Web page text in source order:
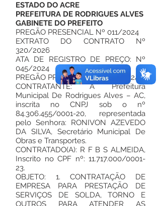
ESTADO DO ACRE
PREFEITURA DE RODRIGUES ALVES
GABINETE DO PREFEITO
PREGÃO PRESENCIAL Nº 011/2024
EXTRATO DO CONTRATO Nº
320/2026
ATA DE REGISTRO DE PREÇO: Nº
045/2024
PREGÃO PRESENCIAL Nº 011/2024
CONTRATANTE: A Prefeitura
Municipal De Rodrigues Alves – AC,
inscrita no CNPJ sob o nº
84.306.455/0001-20, representada
pelo Senhora: RONIVON AZEVEDO
DA SILVA, Secretário Municipal De
Obras e Transportes.
CONTRATADO(A): R F B S ALMEIDA,
Inscrito no CPF nº: 11.717.000/0001-
23.
OBJETO: 1. CONTRATAÇÃO DE
EMPRESA PARA PRESTAÇÃO DE
SERVIÇOS DE SOLDA, TORNO E
OUTROS PARA ATENDER AS